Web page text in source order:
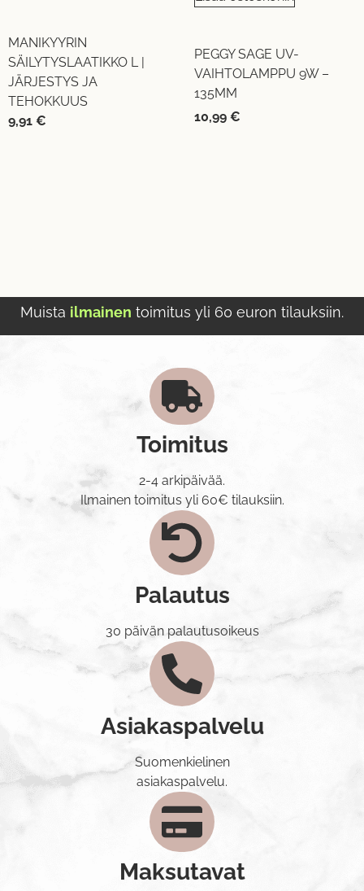
MANIKYYRIN
SÄILYTYSLAATIKKO L |
JÄRJESTYS JA
TEHOKKUUS
9,91 €
PEGGY SAGE UV-
VAIHTOLAMPPU 9W –
135MM
10,99 €
Muista ilmainen toimitus yli 60 euron tilauksiin.
Toimitus
2-4 arkipäivää.
Ilmainen toimitus yli 60€ tilauksiin.
Palautus
30 päivän palautusoikeus
Asiakaspalvelu
Suomenkielinen
asiakaspalvelu.
Maksutavat